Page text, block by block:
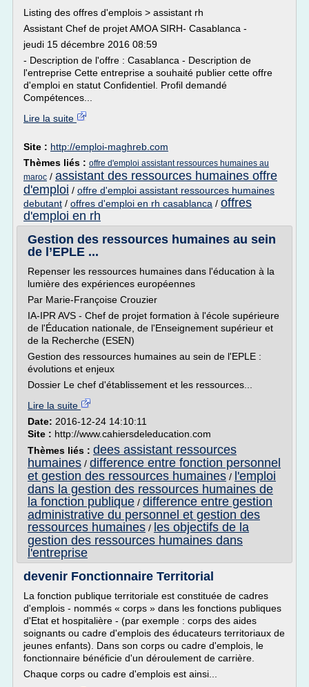
Listing des offres d'emplois > assistant rh
Assistant Chef de projet AMOA SIRH- Casablanca -
jeudi 15 décembre 2016 08:59
- Description de l'offre : Casablanca - Description de
l'entreprise Cette entreprise a souhaité publier cette offre
d'emploi en statut Confidentiel. Profil demandé
Compétences...
Lire la suite
Site : http://emploi-maghreb.com
Thèmes liés : offre d'emploi assistant ressources humaines au
maroc / assistant des ressources humaines offre
d'emploi / offre d'emploi assistant ressources humaines
debutant / offres d'emploi en rh casablanca / offres
d'emploi en rh
Gestion des ressources humaines au sein
de l’EPLE ...
Repenser les ressources humaines dans l'éducation à la
lumière des expériences européennes
Par Marie-Françoise Crouzier
IA-IPR AVS - Chef de projet formation à l'école supérieure
de l'Éducation nationale, de l'Enseignement supérieur et
de la Recherche (ESEN)
Gestion des ressources humaines au sein de l'EPLE :
évolutions et enjeux
Dossier Le chef d'établissement et les ressources...
Lire la suite
Date: 2016-12-24 14:10:11
Site : http://www.cahiersdeleducation.com
Thèmes liés : dees assistant ressources
humaines / difference entre fonction personnel
et gestion des ressources humaines / l'emploi
dans la gestion des ressources humaines de
la fonction publique / difference entre gestion
administrative du personnel et gestion des
ressources humaines / les objectifs de la
gestion des ressources humaines dans
l'entreprise
devenir Fonctionnaire Territorial
La fonction publique territoriale est constituée de cadres
d'emplois - nommés « corps » dans les fonctions publiques
d'Etat et hospitalière - (par exemple : corps des aides
soignants ou cadre d'emplois des éducateurs territoriaux de
jeunes enfants). Dans son corps ou cadre d'emplois, le
fonctionnaire bénéficie d'un déroulement de carrière.
Chaque corps ou cadre d'emplois est ainsi...